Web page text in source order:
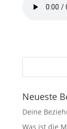
Neueste
Deine
Was ist die